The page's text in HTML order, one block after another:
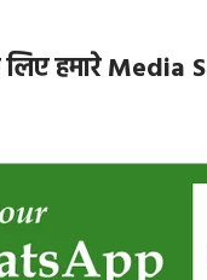
हमारे